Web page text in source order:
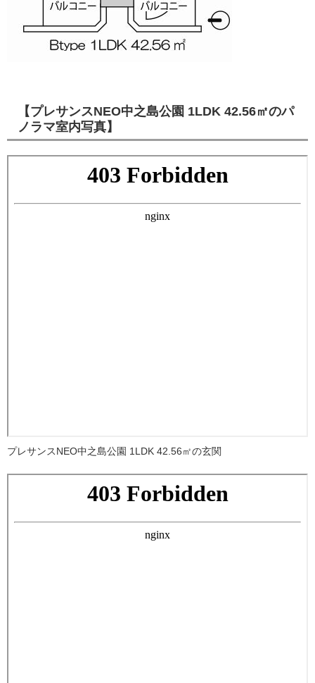
【プレサンスNEO中之島公園 1LDK 42.56㎡のパ
ノラマ室内写真】
プレサンスNEO中之島公園 1LDK 42.56㎡の玄関